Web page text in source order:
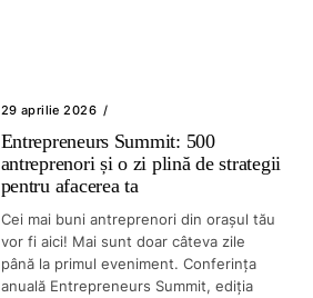
29 aprilie 2026
Entrepreneurs Summit: 500
antreprenori și o zi plină de strategii
pentru afacerea ta
Cei mai buni antreprenori din orașul tău
vor fi aici! Mai sunt doar câteva zile
până la primul eveniment. Conferința
anuală Entrepreneurs Summit, ediția